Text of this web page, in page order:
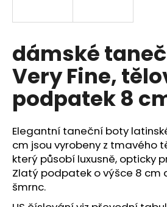
dámské
Very Fine,
podpatek 8
Elegantní taneční boty
cm jsou vyrobeny z tmavého
který působí luxusně, opticky
Zlatý podpatek o výšce 8
šmrnc.
í
t
?
HLEDAT
D